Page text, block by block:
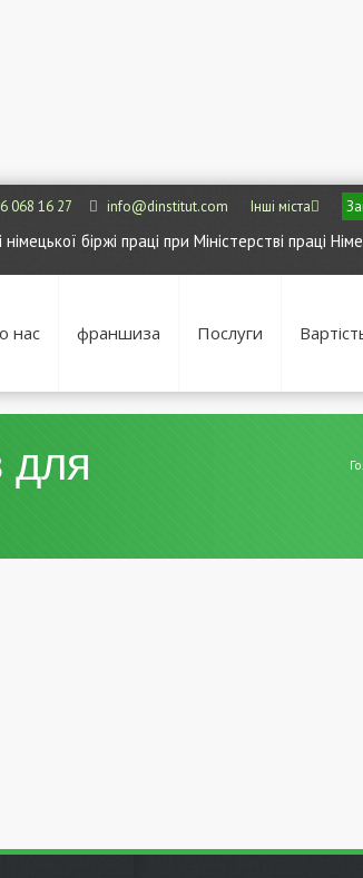
068 16 27 info@dinstitut.com Інші міста
біржі праці при Міністерстві праці
нас франшиза Послуги
для